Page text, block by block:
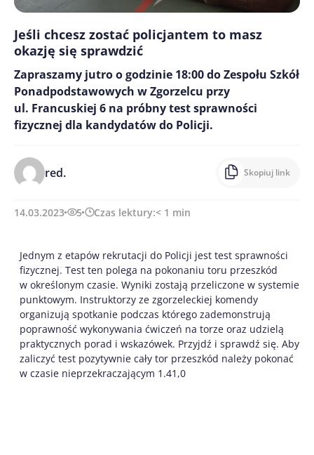
Jeśli chcesz zostać policjantem to masz
okazję się sprawdzić
Zapraszamy jutro o godzinie 18:00 do Zespołu Szkół
Ponadpodstawowych w Zgorzelcu przy
ul. Francuskiej 6 na próbny test sprawności
fizycznej dla kandydatów do Policji.
red. Skopiuj link
14.03.2023 5 Czas lektury:< 1 min
Jednym z etapów rekrutacji do Policji jest test sprawności
fizycznej. Test ten polega na pokonaniu toru przeszkód
w określonym czasie. Wyniki zostają przeliczone w systemie
punktowym. Instruktorzy ze zgorzeleckiej komendy
organizują spotkanie podczas którego zademonstrują
poprawność wykonywania ćwiczeń na torze oraz udzielą
praktycznych porad i wskazówek. Przyjdź i sprawdź się. Aby
zaliczyć test pozytywnie cały tor przeszkód należy pokonać
w czasie nieprzekraczającym 1.41,0